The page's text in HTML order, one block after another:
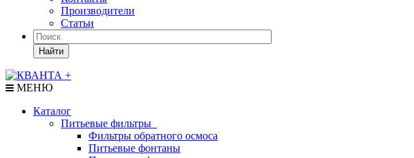
Производители
Статьи
Найти
МЕНЮ
Каталог
Питьевые фильтры
Фильтры обратного осмоса
Питьевые фонтаны